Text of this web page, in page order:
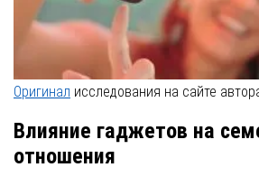
Оригинал исследования на сайте
Влияние гаджетов на
отношения